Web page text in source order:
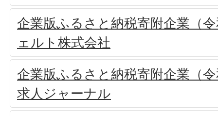
企業版ふるさと納税寄附企業（
ェルト株式会社
企業版ふるさと納税寄附企業（
求人ジャーナル